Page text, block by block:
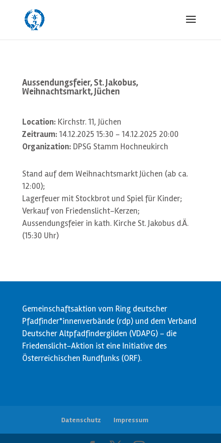
Aussendungsfeier, St. Jakobus,
Weihnachtsmarkt, Jüchen
Location:Kirchstr. 11, Jüchen
Zeitraum:14.12.2025 15:30 - 14.12.2025 20:00
Organization:DPSG Stamm Hochneukirch
Stand auf dem Weihnachtsmarkt Jüchen (ab ca.
12:00);
Lagerfeuer mit Stockbrot und Spiel für Kinder;
Verkauf von Friedenslicht-Kerzen;
Aussendungsfeier in kath. Kirche St. Jakobus d.Ä.
(15:30 Uhr)
Gemeinschaftsaktion vom Ring deutscher
Pfadfinder*innenverbände (rdp) und dem Verband
Deutscher Altpfadfindergilden (VDAPG) - die
Friedenslicht-Aktion ist eine Initiative des
Österreichischen Rundfunks (ORF).
Datenschutz Impressum